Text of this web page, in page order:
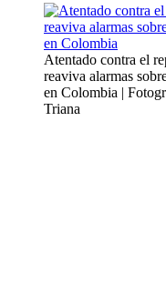
Atentado contra el
reaviva alarmas
en Colombia |
Triana